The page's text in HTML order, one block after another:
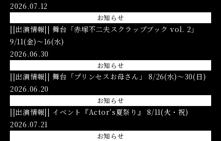
2026.07.12
お知らせ
||出演情報|| 舞台「赤塚不二夫スクラップブック vol. 2」
9/11(金)〜16(水)
2026.06.30
お知らせ
||出演情報|| 舞台「プリンセスお母さん」 8/26(水)〜30(日)
2026.06.20
お知らせ
||出演情報|| イベント『Actor’s夏祭り』 8/11(火・祝)
2026.07.21
お知らせ